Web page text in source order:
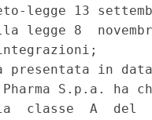
legge 13
legge 8
presentata in
S.p.a.
classe  A  del